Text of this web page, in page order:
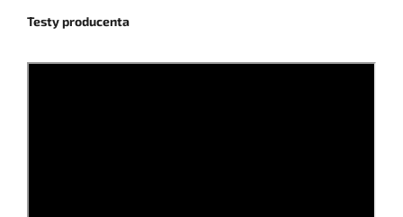
Testy producenta